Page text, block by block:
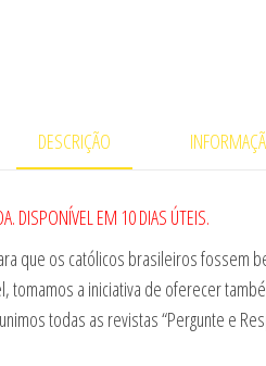
DESCRIÇÃO
DISPONÍVEL EM 10 DIAS ÚTEIS.
que os católicos brasileiros fossem
tomamos a iniciativa de oferecer
todas as revistas “Pergunte e